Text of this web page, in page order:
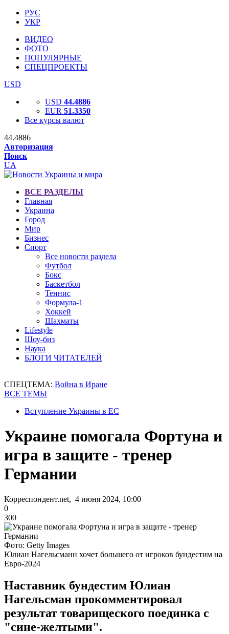
РУС
УКР
ВИДЕО
ФОТО
ПОПУЛЯРНЫЕ
СПЕЦПРОЕКТЫ
USD
USD 44.4886
EUR 51.3350
Все курсы валют
44.4886
Авторизация
Поиск
UA
ВСЕ РАЗДЕЛЫ
Главная
Украина
Город
Мир
Бизнес
Спорт
Все новости раздела
Футбол
Бокс
Баскетбол
Теннис
Формула-1
Хоккей
Шахматы
Lifestyle
Шоу-биз
Наука
БЛОГИ ЧИТАТЕЛЕЙ
СПЕЦТЕМА: Война в Иране
ВСЕ ТЕМЫ
Вступление Украины в ЕС
Украине помогала Фортуна и
игра в защите - тренер
Германии
Корреспондент.net, 4 июня 2024, 10:00
0
300
Фото: Getty Images
Юлиан Нагельсманн хочет большего от игроков бундестим на
Евро-2024
Наставник бундестим Юлиан
Нагельсман прокомментировал
результат товарищеского поединка с
"сине-желтыми".